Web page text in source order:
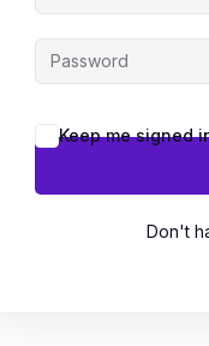
Keep me signed
Don't